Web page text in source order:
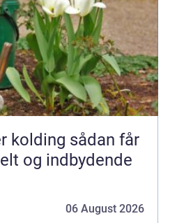
sådan får
og indbydende
06 August 2026